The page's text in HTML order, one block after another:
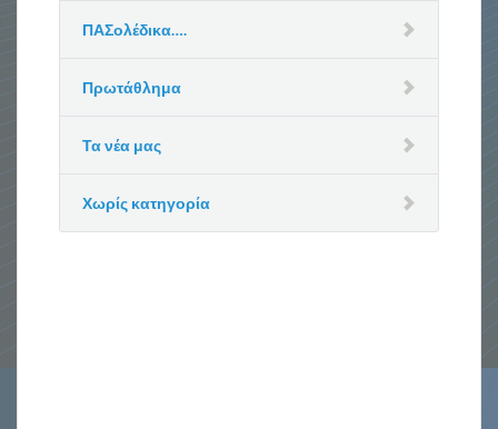
ΠΑΣολέδικα….
Πρωτάθλημα
Τα νέα μας
Χωρίς κατηγορία